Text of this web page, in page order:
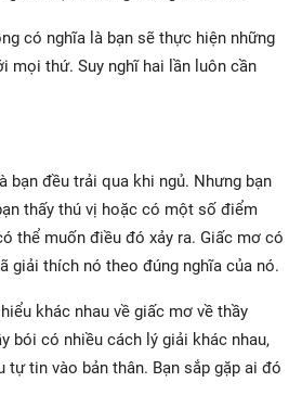
có nghĩa là bạn sẽ thực hiện những
mọi thứ. Suy nghĩ hai lần luôn cần
bạn đều trải qua khi ngủ. Nhưng bạn
thấy thú vị hoặc có một số điểm
thể muốn điều đó xảy ra. Giấc mơ có
giải thích nó theo đúng nghĩa của nó.
khác nhau về giấc mơ về thầy
bói có nhiều cách lý giải khác nhau,
tự tin vào bản thân. Bạn sắp gặp ai đó